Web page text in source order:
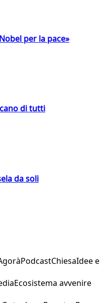
per la pace»
di tutti
da soli
PodcastChiesaIdee e
Ecosistema avvenire